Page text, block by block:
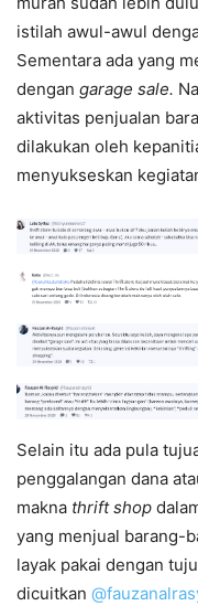
istilah awul-awul
Sementara ada yang
dengan garage sale.
aktivitas penjualan
dilakukan oleh
menyukseskan
Selain itu ada pula
penggalangan dana
makna thrift shop
yang menjual barang-
layak pakai dengan
dicuitkan